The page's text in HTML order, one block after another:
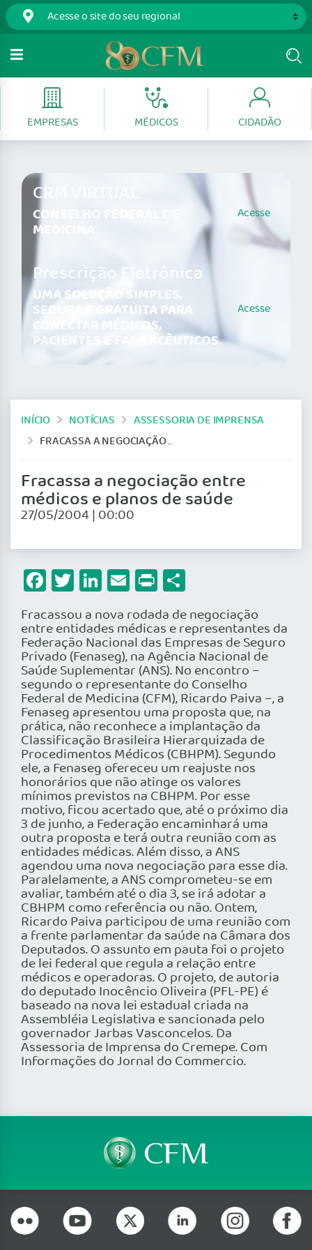
EMPRESAS MÉDICOS CIDADÃO
CRM VIRTUAL
CONSELHO FEDERAL DE
MEDICINA
Acesse
Prescrição Eletrônica
UMA SOLUÇÃO SIMPLES,
SEGURA E GRATUITA PARA
CONECTAR MÉDICOS,
PACIENTES E FARMACÊUTICOS.
Acesse
INÍCIO NOTÍCIAS
ASSESSORIA DE IMPRENSA
FRACASSA A NEGOCIAÇÃO ENTRE MÉDICOS E PLANOS DE SAÚDE
Fracassa a negociação entre
médicos e planos de saúde
27/05/2004 | 00:00
Facebook
Twitter
LinkedIn
Email
Print
Fracassou a nova rodada de negociação
entre entidades médicas e representantes da
Federação Nacional das Empresas de Seguro
Privado (Fenaseg), na Agência Nacional de
Saúde Suplementar (ANS). No encontro –
segundo o representante do Conselho
Federal de Medicina (CFM), Ricardo Paiva –, a
Fenaseg apresentou uma proposta que, na
prática, não reconhece a implantação da
Classificação Brasileira Hierarquizada de
Procedimentos Médicos (CBHPM). Segundo
ele, a Fenaseg ofereceu um reajuste nos
honorários que não atinge os valores
mínimos previstos na CBHPM. Por esse
motivo, ficou acertado que, até o próximo dia
3 de junho, a Federação encaminhará uma
outra proposta e terá outra reunião com as
entidades médicas. Além disso, a ANS
agendou uma nova negociação para esse dia.
Paralelamente, a ANS comprometeu-se em
avaliar, também até o dia 3, se irá adotar a
CBHPM como referência ou não. Ontem,
Ricardo Paiva participou de uma reunião com
a frente parlamentar da saúde na Câmara dos
Deputados. O assunto em pauta foi o projeto
de lei federal que regula a relação entre
médicos e operadoras. O projeto, de autoria
do deputado Inocêncio Oliveira (PFL-PE) é
baseado na nova lei estadual criada na
Assembléia Legislativa e sancionada pelo
governador Jarbas Vasconcelos. Da
Assessoria de Imprensa do Cremepe. Com
Informações do Jornal do Commercio.